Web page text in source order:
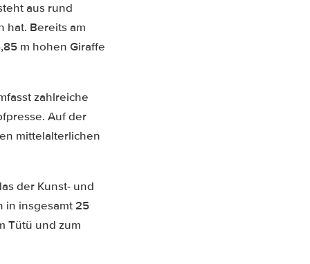
aus rund
hat. Bereits am
m hohen Giraffe
zahlreiche
Auf der
mittelalterlichen
der Kunst- und
in insgesamt 25
Tütü und zum